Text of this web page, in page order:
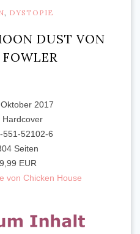
, DYSTOPIE
DUST VON
2017
Hardcover
551-52102-6
Seiten
EUR
von Chicken House